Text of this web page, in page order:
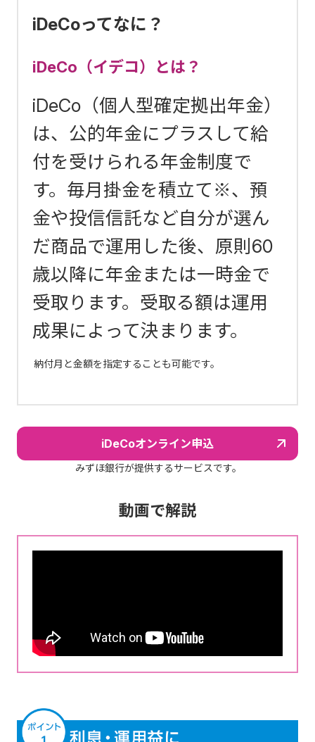
iDeCoってなに？
iDeCo（イデコ）とは？
iDeCo（個人型確定拠出年金）
は、公的年金にプラスして給
付を受けられる年金制度で
す。毎月掛金を積立て※、預
金や投信信託など自分が選ん
だ商品で運用した後、原則60
歳以降に年金または一時金で
受取ります。受取る額は運用
成果によって決まります。
納付月と金額を指定することも可能です。
iDeCoオンライン申込
みずほ銀行が提供するサービスです。
動画で解説